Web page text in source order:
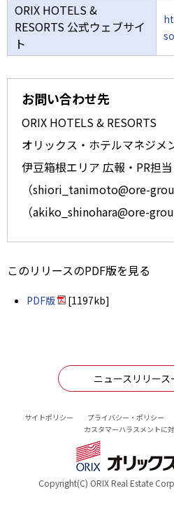
ORIX HOTELS &
RESORTS 公式ウェブサイ
ト
お問い合わせ先
ORIX HOTELS & RESORTS
オリックス・ホテルマネジメ
伊豆箱根エリア 広報・PR担
（shiori_tanimoto@ore-
（akiko_shinohara@ore-
このリリースのPDF版を見る
PDF版 [1197kb]
ニュースリリース
サイトポリシー プライバシー・ポリシー
カスタマーハラスメントに
Copyright(C) ORIX Real Estate